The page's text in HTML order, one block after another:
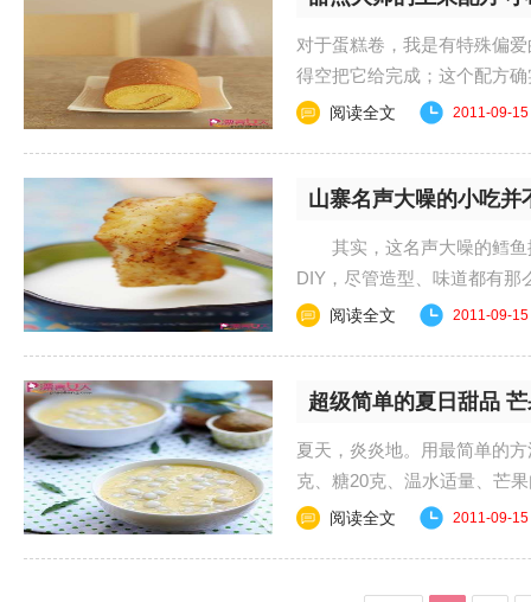
对于蛋糕卷，我是有特殊偏
得空把它给完成；这个配方
之前就膜拜很久，书......
阅读全文 2011-09-15
山寨名声大噪的小吃并
其实，这名声大噪的鳕鱼
DIY，尽管造型、味道都有那
做，可以保证吃到嘴里......
阅读全文 2011-09-15
超级简单的夏日甜品
夏天，炎炎地。用最简单
克、糖20克、温水适量、芒
到糯米粉中，揉成团；...
阅读全文 2011-09-15